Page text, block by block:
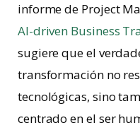
informe de Project
AI-driven Business
sugiere que el
transformación no
tecnológicas, sino
centrado en el ser